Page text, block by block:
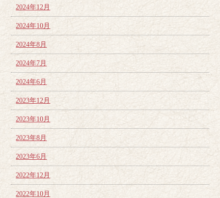
2024年12月
2024年10月
2024年8月
2024年7月
2024年6月
2023年12月
2023年10月
2023年8月
2023年6月
2022年12月
2022年10月